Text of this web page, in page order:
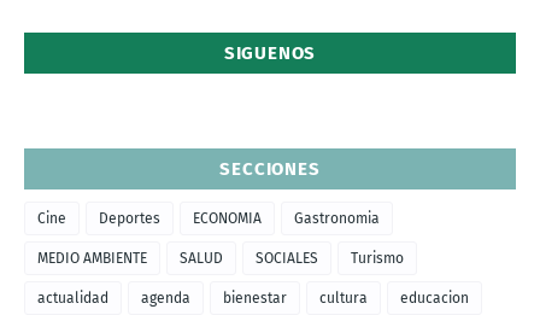
SIGUENOS
SECCIONES
Cine Deportes ECONOMIA Gastronomia
MEDIO AMBIENTE SALUD SOCIALES Turismo
actualidad agenda bienestar cultura educacion